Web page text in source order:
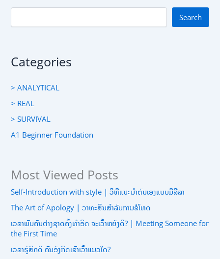
Search
Categories
> ANALYTICAL
> REAL
> SURVIVAL
A1 Beginner Foundation
Most Viewed Posts
Self-Introduction with style | ວິທີແນະນຳຕົນເອງແບບມີລີລາ
The Art of Apology | ວາທະສິນສຳລັບການຂໍໂທດ
ເວລາພົບຄົນຕ່າງຊາດຄັ້ງທຳອິດ ຈະເວົ້າຫຍັງດີ? | Meeting Someone for
the First Time
ເວລາຮູ້ສຶກດີ ຄົນອັງກິດເຂົາເວົ້າແນວໃດ?